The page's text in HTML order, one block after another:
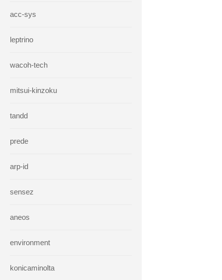
acc-sys
leptrino
wacoh-tech
mitsui-kinzoku
tandd
prede
arp-id
sensez
aneos
environment
konicaminolta